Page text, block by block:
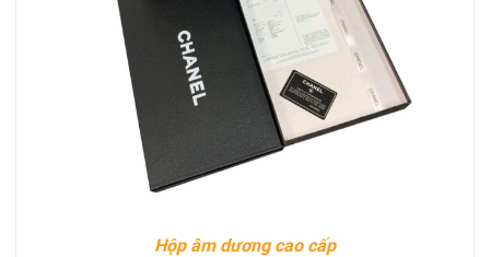
Hộp âm dương cao cấp